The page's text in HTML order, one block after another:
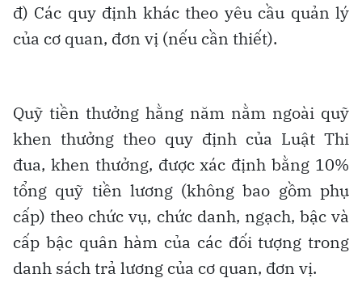
đ) Các quy định khác theo yêu cầu quản lý
của cơ quan, đơn vị (nếu cần thiết).
Quỹ tiền thưởng hằng năm nằm ngoài quỹ
khen thưởng theo quy định của Luật Thi
đua, khen thưởng, được xác định bằng 10%
tổng quỹ tiền lương (không bao gồm phụ
cấp) theo chức vụ, chức danh, ngạch, bậc và
cấp bậc quân hàm của các đối tượng trong
danh sách trả lương của cơ quan, đơn vị.